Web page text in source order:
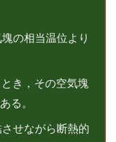
の相当温位より
き，その空気塊
る。
せながら断熱的